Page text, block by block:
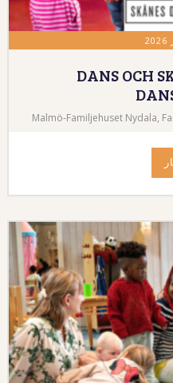
DANS OCH
Malmö-Familjehuset Nydala,